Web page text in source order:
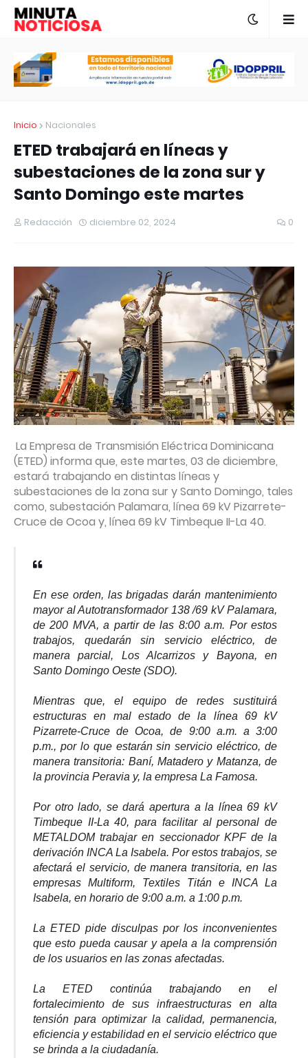
Inicio Nacionales
ETED trabajará en líneas y
subestaciones de la zona sur y
Santo Domingo este martes
Redacción diciembre 02, 2024 0
La Empresa de Transmisión Eléctrica Dominicana
(ETED) informa que, este martes, 03 de diciembre,
estará trabajando en distintas líneas y
subestaciones de la zona sur y Santo Domingo, tales
como, subestación Palamara, línea 69 kV Pizarrete-
Cruce de Ocoa y, línea 69 kV Timbeque II-La 40.
En ese orden, las brigadas darán mantenimiento
mayor al Autotransformador 138 /69 kV Palamara,
de 200 MVA, a partir de las 8:00 a.m. Por estos
trabajos, quedarán sin servicio eléctrico, de
manera parcial, Los Alcarrizos y Bayona, en
Santo Domingo Oeste (SDO).
Mientras que, el equipo de redes sustituirá
estructuras en mal estado de la línea 69 kV
Pizarrete-Cruce de Ocoa, de 9:00 a.m. a 3:00
p.m., por lo que estarán sin servicio eléctrico, de
manera transitoria: Baní, Matadero y Matanza, de
la provincia Peravia y, la empresa La Famosa.
Por otro lado, se dará apertura a la línea 69 kV
Timbeque II-La 40, para facilitar al personal de
METALDOM trabajar en seccionador KPF de la
derivación INCA La Isabela. Por estos trabajos, se
afectará el servicio, de manera transitoria, en las
empresas Multiform, Textiles Titán e INCA La
Isabela, en horario de 9:00 a.m. a 1:00 p.m.
La ETED pide disculpas por los inconvenientes
que esto pueda causar y apela a la comprensión
de los usuarios en las zonas afectadas.
La ETED continúa trabajando en el
fortalecimiento de sus infraestructuras en alta
tensión para optimizar la calidad, permanencia,
eficiencia y estabilidad en el servicio eléctrico que
se brinda a la ciudadanía.